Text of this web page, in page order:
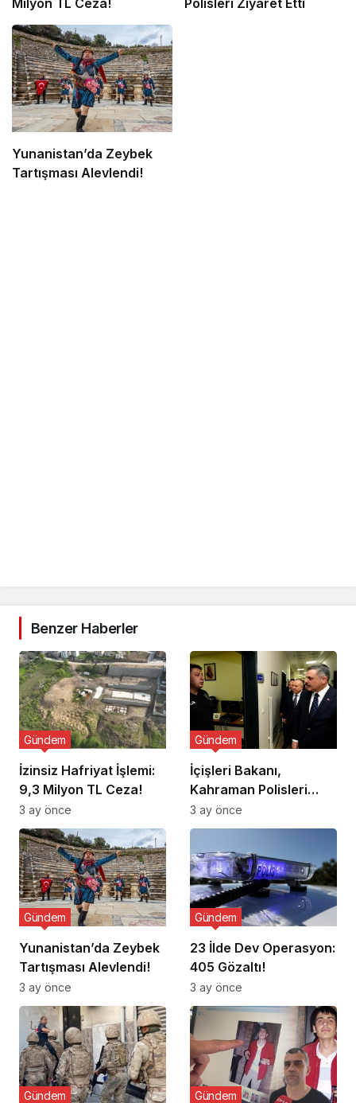
Milyon TL Ceza!
Polisleri Ziyaret Etti
Yunanistan’da Zeybek
Tartışması Alevlendi!
Benzer Haberler
İzinsiz Hafriyat İşlemi:
9,3 Milyon TL Ceza!
Gündem
3 ay önce
İçişleri Bakanı,
Kahraman Polisleri
Ziyaret Etti
Gündem
3 ay önce
Yunanistan’da Zeybek
Tartışması Alevlendi!
Gündem
3 ay önce
23 İlde Dev Operasyon:
405 Gözaltı!
Gündem
3 ay önce
Gündem Gündem